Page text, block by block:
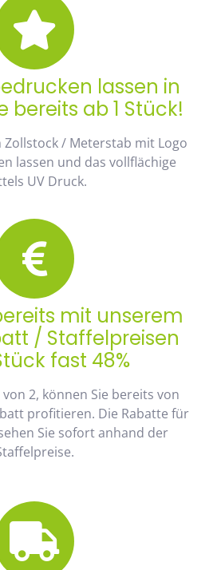
lassen in
bereits ab 1 Stück!
/ Meterstab mit Logo
lassen und das vollflächige
UV Druck.
mit unserem
/ Staffelpreisen
fast 48%
2, können Sie bereits von
profitieren. Die Rabatte für
Sie sofort anhand der